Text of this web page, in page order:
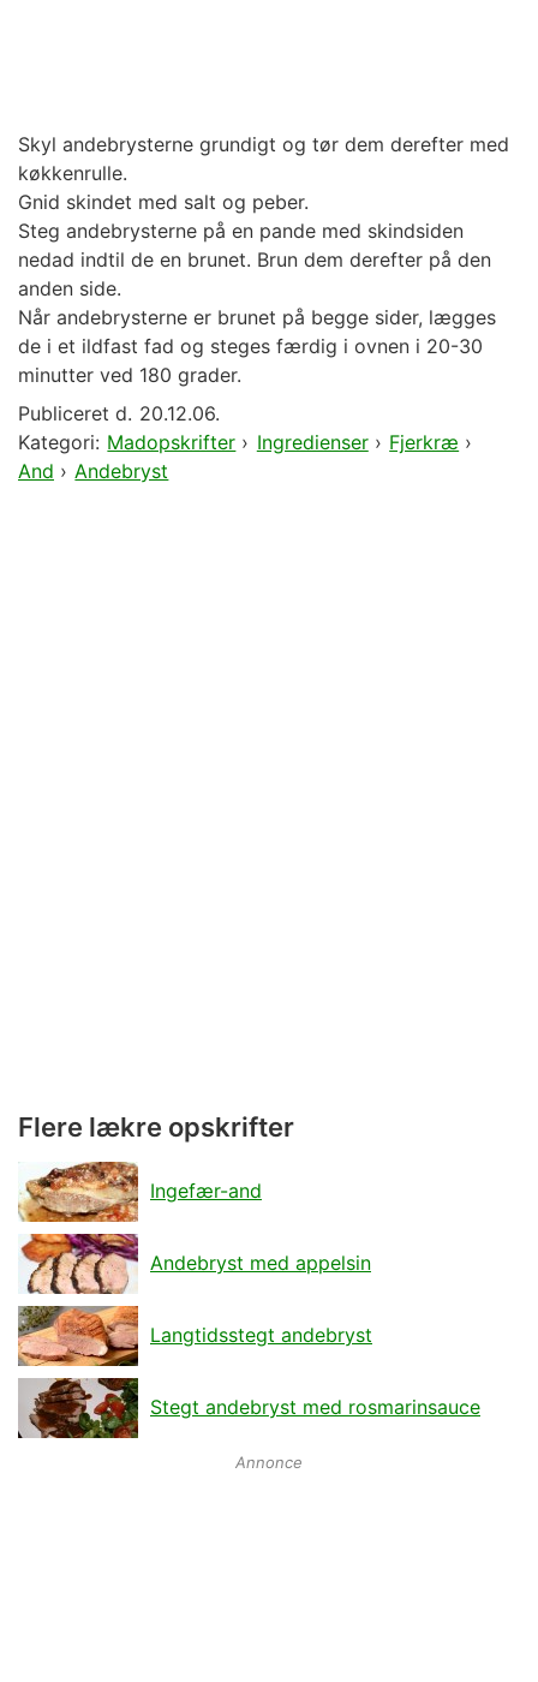
Skyl andebrysterne grundigt og tør dem derefter med
køkkenrulle.
Gnid skindet med salt og peber.
Steg andebrysterne på en pande med skindsiden
nedad indtil de en brunet. Brun dem derefter på den
anden side.
Når andebrysterne er brunet på begge sider, lægges
de i et ildfast fad og steges færdig i ovnen i 20-30
minutter ved 180 grader.
Publiceret d. 20.12.06.
Kategori: Madopskrifter › Ingredienser› Fjerkræ ›
And › Andebryst
Flere lækre opskrifter
Ingefær-and
Andebryst med appelsin
Langtidsstegt andebryst
Stegt andebryst med rosmarinsauce
Annonce